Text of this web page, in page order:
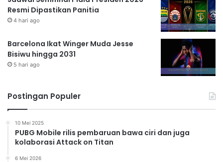
Resmi Dipastikan Panitia
4 hari ago
Barcelona Ikat Winger Muda Jesse
Bisiwu hingga 2031
5 hari ago
Postingan Populer
10 Mei 2025
PUBG Mobile rilis pembaruan bawa ciri dan juga
kolaborasi Attack on Titan
6 Mei 2026